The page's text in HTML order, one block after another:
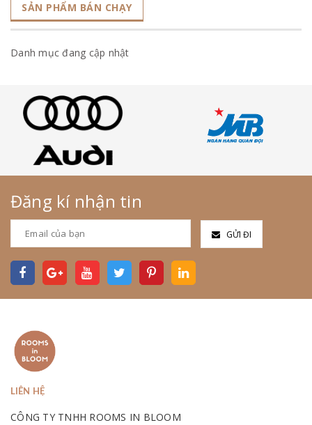
SẢN PHẨM BÁN CHẠY
Danh mục đang cập nhật
Đăng kí nhận tin
GỬI ĐI
LIÊN HỆ
CÔNG TY TNHH ROOMS IN BLOOM